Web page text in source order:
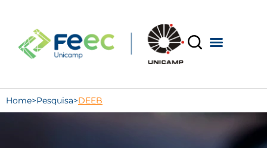
Home>Pesquisa>DEEB